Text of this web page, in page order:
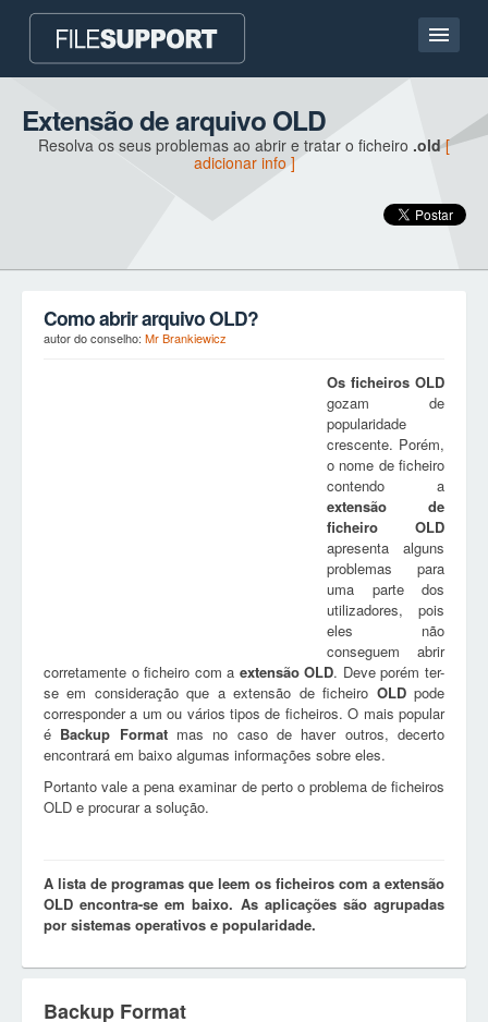
Casa
Contato
Extensão de arquivo OLD
Resolva os seus problemas ao abrir e tratar o ficheiro .old [
adicionar info ]
Como abrir arquivo OLD?
autor do conselho: Mr Brankiewicz
Os ficheiros OLD
gozam de
popularidade
crescente. Porém,
o nome de ficheiro
contendo a
extensão de
ficheiro OLD
apresenta alguns
problemas para
uma parte dos
utilizadores, pois
eles não
conseguem abrir
corretamente o ficheiro com a extensãoOLD. Deve porém ter-
se em consideração que a extensão de ficheiro OLDpode
corresponder a um ou vários tipos de ficheiros. O mais popular
é Backup Formatmas no caso de haver outros, decerto
encontrará em baixo algumas informações sobre eles.
Portanto vale a pena examinar de perto o problema de ficheiros
OLD e procurar a solução.
A lista de programas que leem os ficheiros com a extensão
OLD encontra-se em baixo. As aplicações são agrupadas
por sistemas operativos e popularidade.
Backup Format